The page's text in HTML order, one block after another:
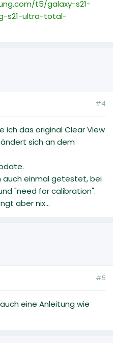
t5/galaxy-s21-
s21-ultra-total-
#4
ich das original Clear View
sich an dem
auch einmal getestet, bei
"need for calibration".
aber nix...
#5
eine Anleitung wie